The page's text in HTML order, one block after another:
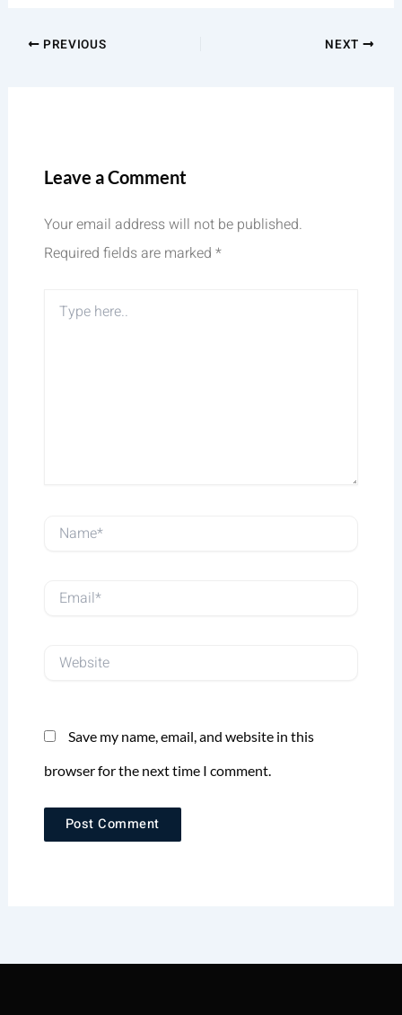
PREVIOUS NEXT
Leave a Comment
Your email address will not be published.
Required fields are marked *
Type
Name*
Email*
Website
Save my name, email, and website in this
browser for the next time I comment.